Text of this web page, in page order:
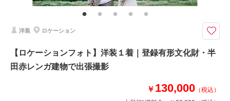
国の文化財にも指定されている「川上家別邸」で撮影も可｜岐阜｜サクラヒ
木曽川の雄大な景色が眺められる広大な敷地での撮影は、春は桜、その後の
新緑も美しく、秋は紅葉と四季折々の景色とともに撮影ができるスポット。
国の文化財だけでなく大正時代の迎賓館を部分移築した本館など魅力あふれ
るスポットは
洋装 ロケーション
【ロケーションフォト】洋装１着｜登録有形文化財・半
田赤レンガ建物で出張撮影
￥ 130,000 （税込）